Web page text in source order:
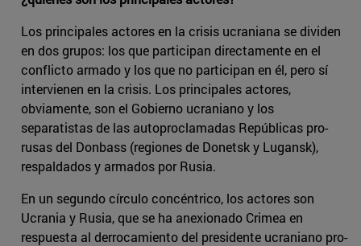
Los principales actores en la crisis ucraniana se dividen
en dos grupos: los que participan directamente en el
conflicto armado y los que no participan en él, pero sí
intervienen en la crisis. Los principales actores,
obviamente, son el Gobierno ucraniano y los
separatistas de las autoproclamadas Repúblicas pro-
rusas del Donbass (regiones de Donetsk y Lugansk),
respaldados y armados por Rusia.
En un segundo círculo concéntrico, los actores son
Ucrania y Rusia, que se ha anexionado Crimea en
respuesta al derrocamiento del presidente ucraniano pro-